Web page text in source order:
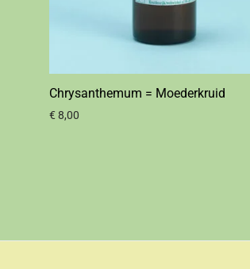
Chrysanthemum = Moederkruid
€ 8,00